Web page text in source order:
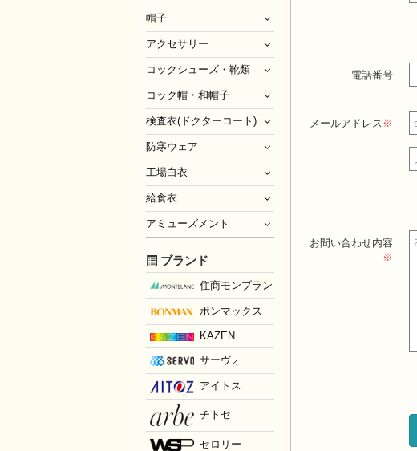
電話番号
メールアドレス ※
お問い合わせ内容
※
帽子
アクセサリー
コックシューズ・靴類
コック帽・和帽子
検査衣(ドクターコート)
防寒ウェア
工場白衣
給食衣
アミューズメント
ブランド
住商モンブラン
ボンマックス
KAZEN
サーヴォ
アイトス
チトセ
セロリー